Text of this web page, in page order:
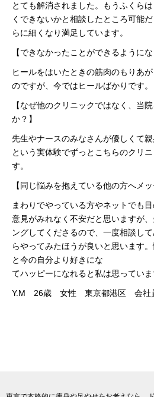
とても解消されました。もうふくら
くできないかと相談したところ可能
らに細くなり満足しています。
【できなかったことができるようにな
ヒールをはいたときの筋肉のもりあ
のですが、今ではヒールばかりです。
【なぜ他のクリニックではなく、当
か？】
先生やナースのみなさんが優しくて
という実体験でずっとこちらのクリ
す。
【同じ悩みを抱えている他の方へメ
まわりでやっている方やネットでも
意見がみれなく不安だと思いますが
ングしてくださるので、一度相談し
らやってみたほうが良いと思います
と今の自分より好きにな
てハッピーになれると私は思っていま
Y.M 26歳 女性 東京都港区 会社